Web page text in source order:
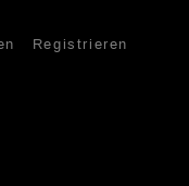
Registrieren